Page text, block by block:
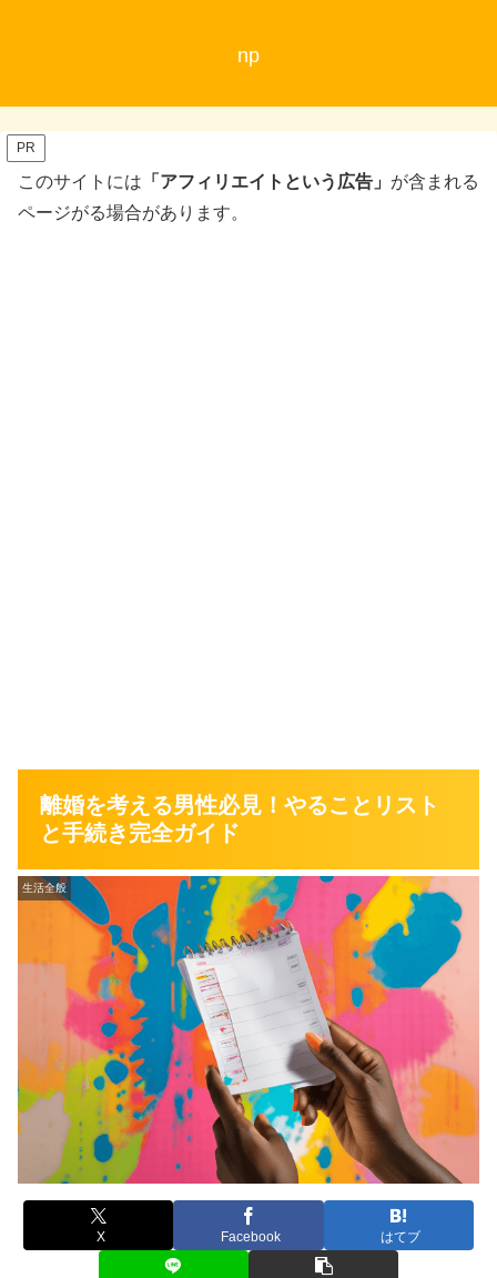
np
PR
このサイトには 「アフィリエイトという広告」 が含まれる
ページがる場合があります。
離婚を考える男性必見！やることリスト
と手続き完全ガイド
生活全般
X Facebook はてブ